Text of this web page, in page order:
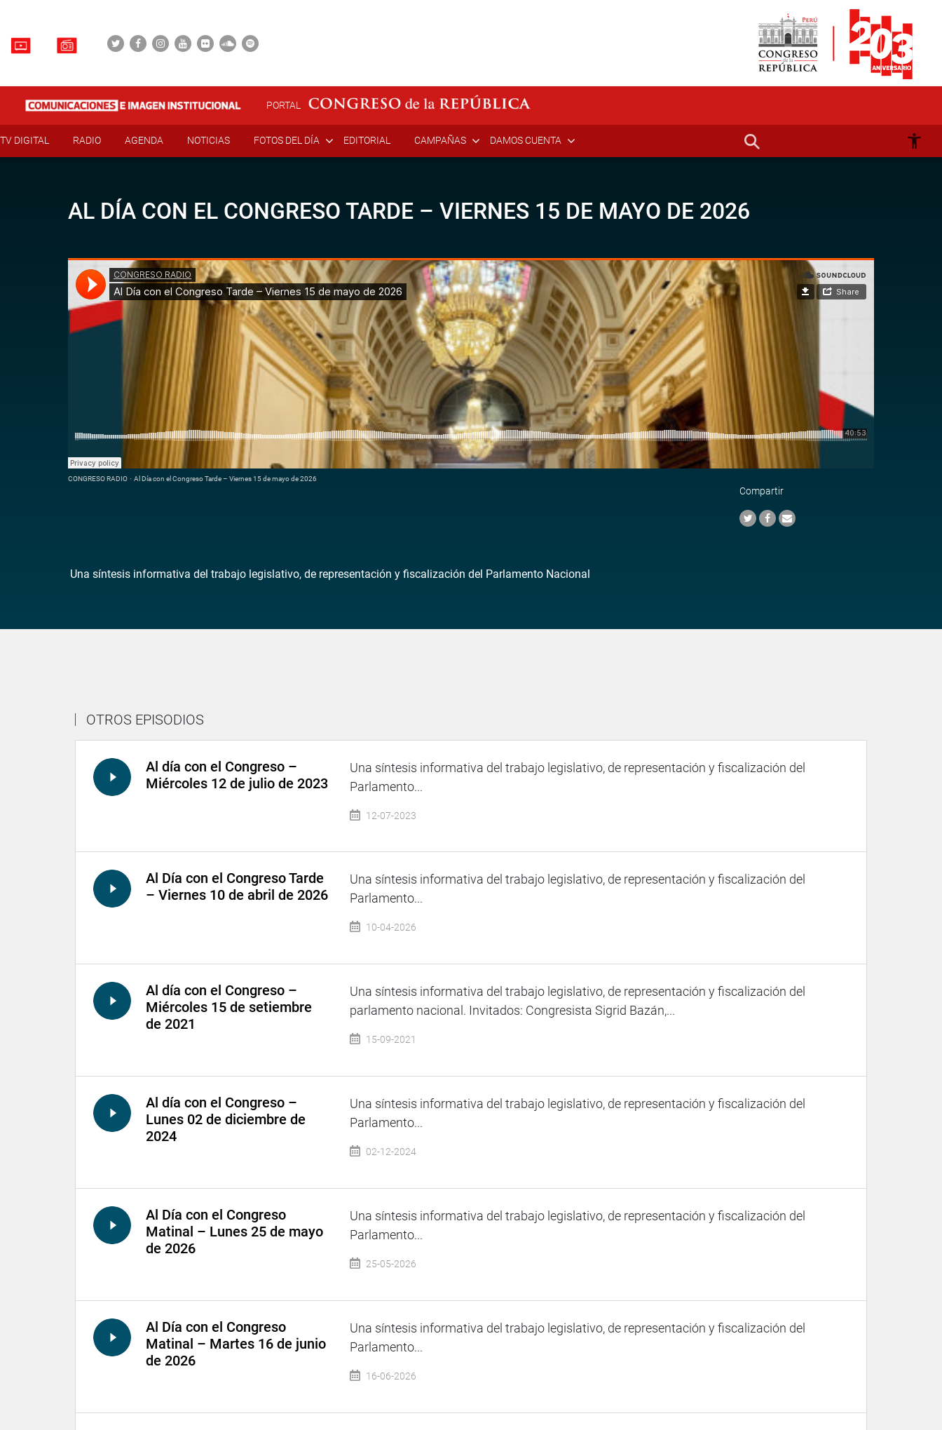
PORTAL
TV DIGITAL RADIO AGENDA NOTICIAS FOTOS DEL DÍA EDITORIAL CAMPAÑAS DAMOS CUENTA
AL DÍA CON EL CONGRESO TARDE – VIERNES 15 DE MAYO DE 2026
CONGRESO RADIO · Al Día con el Congreso Tarde – Viernes 15 de mayo de 2026
Compartir
Una síntesis informativa del trabajo legislativo, de representación y fiscalización del Parlamento Nacional
OTROS EPISODIOS
Al día con el Congreso –
Miércoles 12 de julio de 2023
Una síntesis informativa del trabajo legislativo, de representación y fiscalización del
Parlamento...
12-07-2023
Al Día con el Congreso Tarde
– Viernes 10 de abril de 2026
Una síntesis informativa del trabajo legislativo, de representación y fiscalización del
Parlamento...
10-04-2026
Al día con el Congreso –
Miércoles 15 de setiembre
de 2021
Una síntesis informativa del trabajo legislativo, de representación y fiscalización del
parlamento nacional. Invitados: Congresista Sigrid Bazán,...
15-09-2021
Al día con el Congreso –
Lunes 02 de diciembre de
2024
Una síntesis informativa del trabajo legislativo, de representación y fiscalización del
Parlamento...
02-12-2024
Al Día con el Congreso
Matinal – Lunes 25 de mayo
de 2026
Una síntesis informativa del trabajo legislativo, de representación y fiscalización del
Parlamento...
25-05-2026
Al Día con el Congreso
Matinal – Martes 16 de junio
de 2026
Una síntesis informativa del trabajo legislativo, de representación y fiscalización del
Parlamento...
16-06-2026